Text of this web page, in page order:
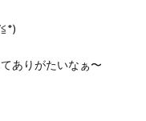
ありがたいなぁ〜